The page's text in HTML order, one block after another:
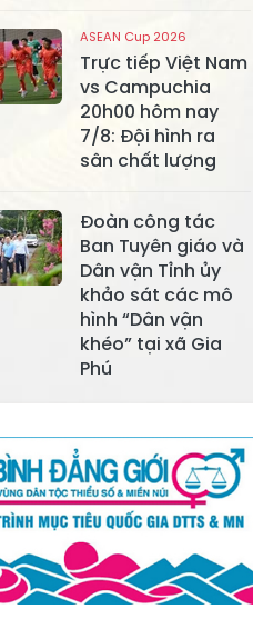
Bình
Xã Bảo Ái
Yên
Xã Hưng
Khánh
Xã Việt Hồng
Mông
Xã Cốc San
Thành
Xã Phong Hải
Xã Bảo Thắng
Loỏng
Xã A Mú Sung
Tường
Xã Nậm Chày
Xèo
Xã Bát Xát
Lao
Xã Khánh Yên
ASEAN Cup 2026
Trực tiếp Việt Nam
vs Campuchia
20h00 hôm nay
7/8: Đội hình ra
sân chất lượng
Đoàn công tác
Ban Tuyên giáo và
Dân vận Tỉnh ủy
khảo sát các mô
hình “Dân vận
khéo” tại xã Gia
Phú